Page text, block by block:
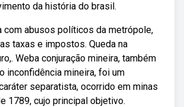
da história do brasil.
com abusos políticos da metrópole,
taxas e impostos. Queda na
Weba conjuração mineira, também
inconfidência mineira, foi um
separatista, ocorrido em minas
1789, cujo principal objetivo.